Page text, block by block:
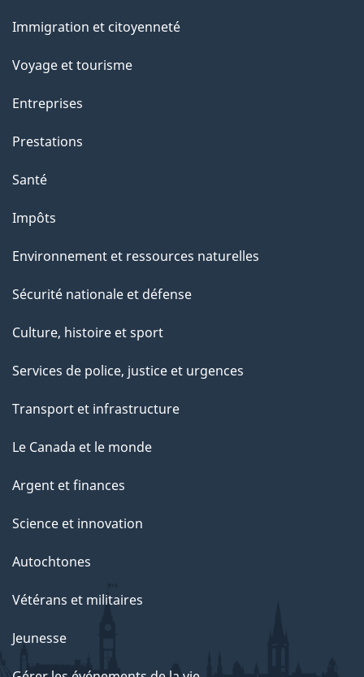
sujets
Immigration et citoyenneté
Voyage et tourisme
Entreprises
Prestations
Santé
Impôts
Environnement et ressources naturelles
Sécurité nationale et défense
Culture, histoire et sport
Services de police, justice et urgences
Transport et infrastructure
Le Canada et le monde
Argent et finances
Science et innovation
Autochtones
Vétérans et militaires
Jeunesse